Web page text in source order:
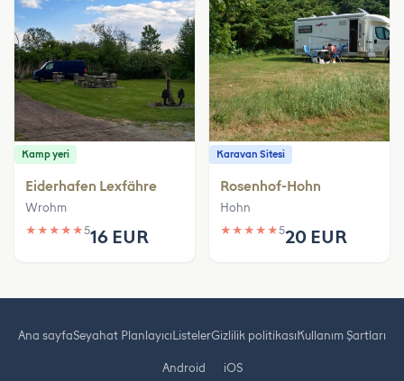
Kamp yeri
Eiderhafen Lexfähre
Wrohm
★ ★ ★ ★ ★516 EUR
Karavan Sitesi
Rosenhof-Hohn
Hohn
★ ★ ★ ★ ★520 EUR
Ana sayfaSeyahat PlanlayıcıListelerGizlilik politikasıKullanım Şartları
Android iOS